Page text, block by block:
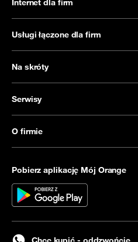
Internet dla firm
Usługi łączone dla firm
Na skróty
Serwisy
O firmie
Pobierz aplikację Mój Orange